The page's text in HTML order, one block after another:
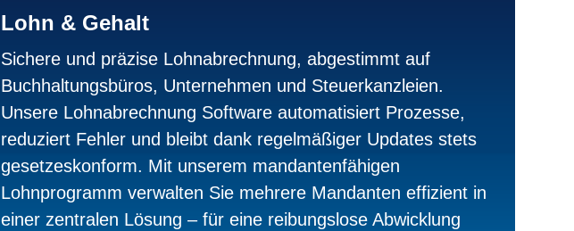
Lohn & Gehalt
Sichere und präzise Lohnabrechnung, abgestimmt auf
Buchhaltungsbüros, Unternehmen und Steuerkanzleien.
Unsere Lohnabrechnung Software automatisiert Prozesse,
reduziert Fehler und bleibt dank regelmäßiger Updates stets
gesetzeskonform. Mit unserem mandantenfähigen
Lohnprogramm verwalten Sie mehrere Mandanten effizient in
einer zentralen Lösung – für eine reibungslose Abwicklung